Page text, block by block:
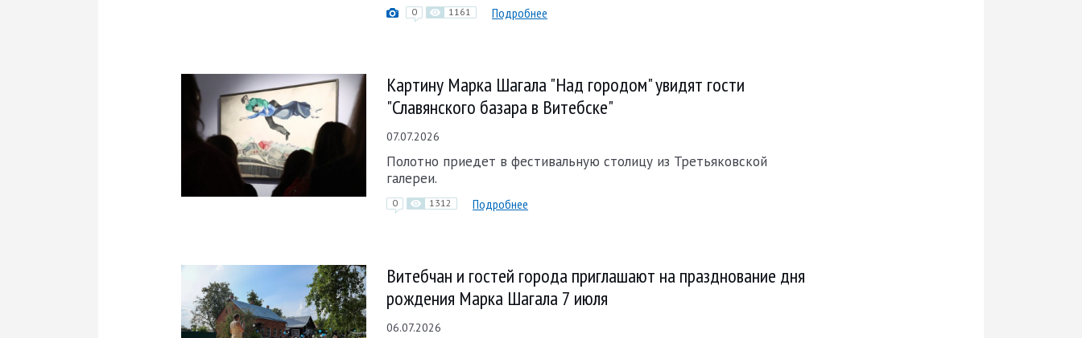
0 1161 Подробнее
Картину Марка Шагала "Над городом" увидят гости
"Славянского базара в Витебске"
07.07.2026
Полотно приедет в фестивальную столицу из Третьяковской
галереи.
0 1312 Подробнее
Витебчан и гостей города приглашают на празднование дня
рождения Марка Шагала 7 июля
06.07.2026